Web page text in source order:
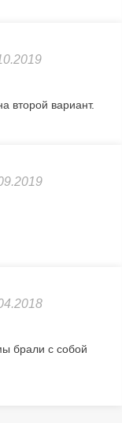
второй вариант.
брали с собой